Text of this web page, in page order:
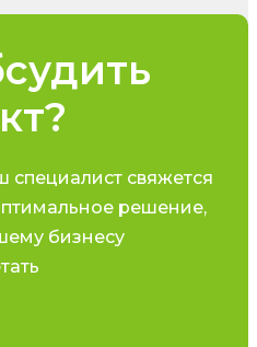
специалист свяжется
решение,
бизнесу